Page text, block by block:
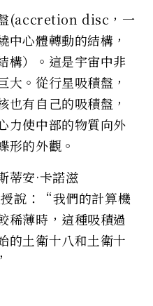
(accretion disc，一
中心體轉動的結構，
構）。這是宇宙中非
大。從行星吸積盤，
也有自己的吸積盤，
力使中部的物質向外
形的外觀。
蒂安·卡諾滋
說：“我們的計算機
稀薄時，這種吸積過
的土衛十八和土衛十